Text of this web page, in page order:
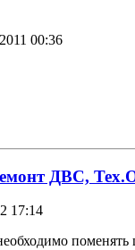
00:36
ДВС,
17:14